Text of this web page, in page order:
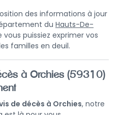
des informations à jour
du Hauts-De-
vous puissiez exprimer vos
familles en deuil.
à Orchies (59310)
de décès à Orchies, notre